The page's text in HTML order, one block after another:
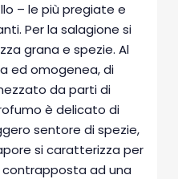
– le più pregiate e
Per la salagione si
grana e spezie. Al
ed omogenea, di
da parti di
è delicato di
sentore di spezie,
si caratterizza per
ad una